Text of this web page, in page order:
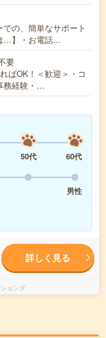
の、簡単なサポート
…】・お電話…
要
ばOK！＜歓迎＞・コ
務経験・…
50代
60代
男性
詳しく見る
ョンズ